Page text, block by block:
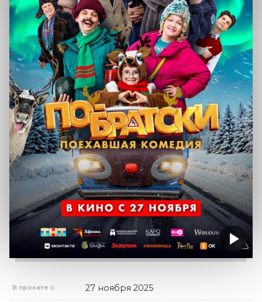
В прокате с 27 ноября 2025